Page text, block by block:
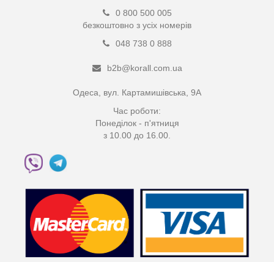
0 800 500 005
безкоштовно з усіх номерів
048 738 0 888
b2b@korall.com.ua
Одеса, вул. Картамишівська, 9А
Час роботи:
Понеділок - п'ятниця
з 10.00 до 16.00.